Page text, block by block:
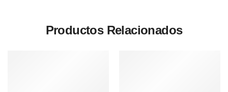
Productos Relacionados